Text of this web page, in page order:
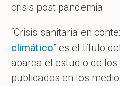
crisis post pandemia.
“Crisis sanitaria en
climático” es el título
abarca el estudio de
publicados en los